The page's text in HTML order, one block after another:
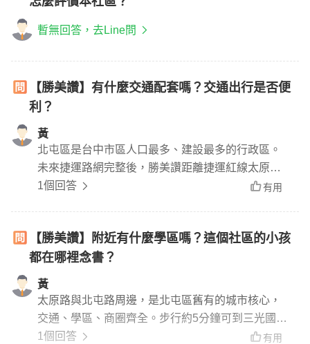
暫無回答，去Line問
【勝美讚】有什麼交通配套嗎？交通出行是否便
利？
黃
北屯區是台中市區人口最多、建設最多的行政區。
未來捷運路網完整後，勝美讚距離捷運紅線太原站
僅200米，步行3分鐘可達，捷運宅價值未來可期。
屯區，新增的「國道1號新增系統交流道銜接台74
線」，勢必能緩解環中路、中清路長期壅塞問題，
提供大家更加便利快速的通行時間。勝美讚鄰近的
機捷特區、單元12也持續提供發展，帶動機能與人
口的成長。
1個回答 有用
【勝美讚】附近有什麼學區嗎？這個社區的小孩
都在哪裡念書？
黃
太原路與北屯路周邊，是北屯區舊有的城市核心，
交通、學區、商圈齊全。步行約5分鐘可到三光國
中、走路約10分鐘可到北屯國小。
1個回答 有用